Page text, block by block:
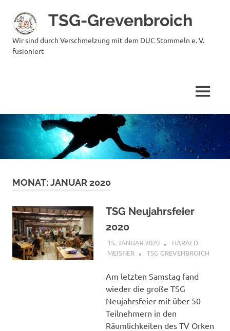
Inhalt
springen
TSG-Grevenbroich
Wir sind durch Verschmelzung mit dem DUC Stommeln e. V.
fusioniert
MENÜ
MONAT:JANUAR 2020
TSG Neujahrsfeier
2020
15. JANUAR 2020
HARALD
MEISNER
TSG GREVENBROICH
Am letzten Samstag fand
wieder die große TSG
Neujahrsfeier mit über 50
Teilnehmern in den
Räumlichkeiten des TV Orken